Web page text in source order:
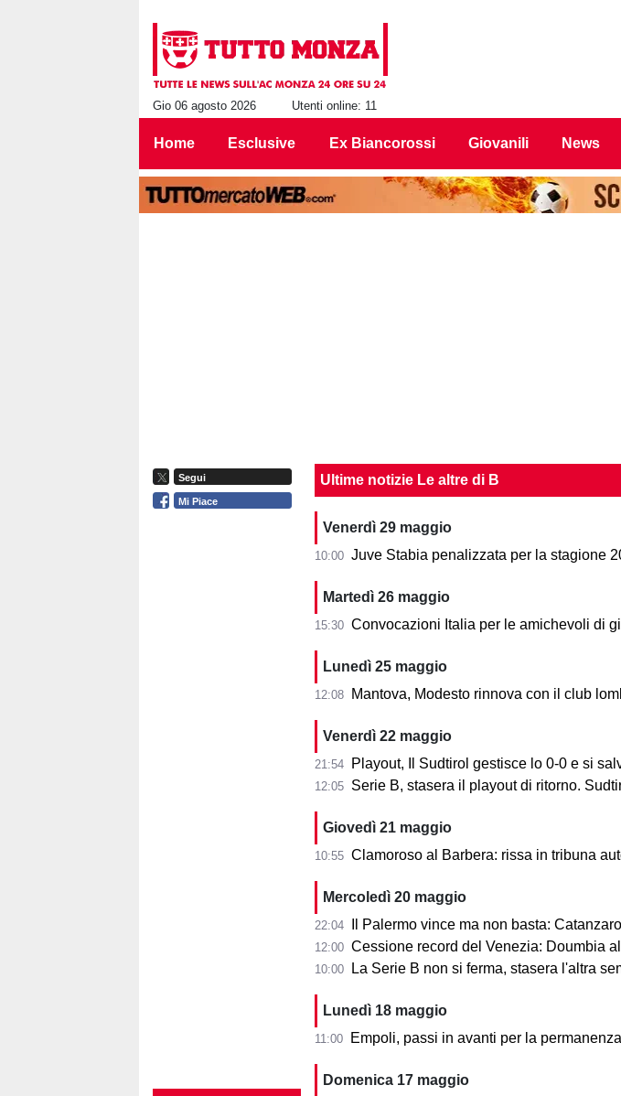
Gio 06 agosto 2026 Utenti online: 11
Home Esclusive Ex Biancorossi Giovanili News
Segui
Mi Piace
Ultime notizie Le altre di B
Venerdì 29 maggio
10:00 Juve Stabia penalizzata per la stagione 2025-
Martedì 26 maggio
15:30 Convocazioni Italia per le amichevoli di
Lunedì 25 maggio
12:08 Mantova, Modesto rinnova con il club
Venerdì 22 maggio
21:54 Playout, Il Sudtirol gestisce lo 0-0 e si
12:05 Serie B, stasera il playout di ritorno. Sudtirol e
Giovedì 21 maggio
10:55 Clamoroso al Barbera: rissa in tribuna autorità. Aggredite
Mercoledì 20 maggio
22:04 Il Palermo vince ma non basta:
12:00 Cessione record del Venezia: Doumbia allo
10:00 La Serie B non si ferma, stasera l'altra
Lunedì 18 maggio
11:00 Empoli, passi in avanti per la permanenza di
Domenica 17 maggio